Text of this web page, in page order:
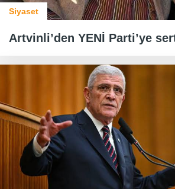
Siyaset
Artvinli’den YENİ Parti’ye